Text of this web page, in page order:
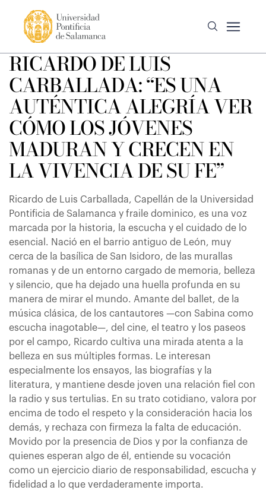
RICARDO DE LUIS
CARBALLADA: “ES UNA
AUTÉNTICA ALEGRÍA VER
CÓMO LOS JÓVENES
MADURAN Y CRECEN EN
LA VIVENCIA DE SU FE”
Ricardo de Luis Carballada, Capellán de la Universidad
Pontificia de Salamanca y fraile dominico, es una voz
marcada por la historia, la escucha y el cuidado de lo
esencial. Nació en el barrio antiguo de León, muy
cerca de la basílica de San Isidoro, de las murallas
romanas y de un entorno cargado de memoria, belleza
y silencio, que ha dejado una huella profunda en su
manera de mirar el mundo. Amante del ballet, de la
música clásica, de los cantautores —con Sabina como
escucha inagotable—, del cine, el teatro y los paseos
por el campo, Ricardo cultiva una mirada atenta a la
belleza en sus múltiples formas. Le interesan
especialmente los ensayos, las biografías y la
literatura, y mantiene desde joven una relación fiel con
la radio y sus tertulias. En su trato cotidiano, valora por
encima de todo el respeto y la consideración hacia los
demás, y rechaza con firmeza la falta de educación.
Movido por la presencia de Dios y por la confianza de
quienes esperan algo de él, entiende su vocación
como un ejercicio diario de responsabilidad, escucha y
fidelidad a lo que verdaderamente importa.